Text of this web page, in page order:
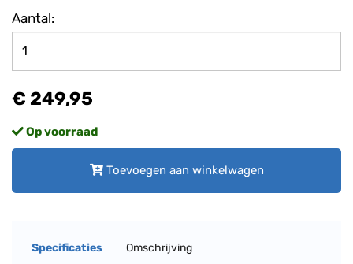
Aantal:
€ 249,95
Op voorraad
Toevoegen aan winkelwagen
Specificaties Omschrijving